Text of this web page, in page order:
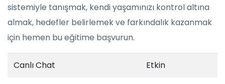
sistemiyle tanışmak, kendi yaşamınızı kontrol altına
almak, hedefler belirlemek ve farkındalık kazanmak
için hemen bu eğitime başvurun.
Canlı Chat Etkin